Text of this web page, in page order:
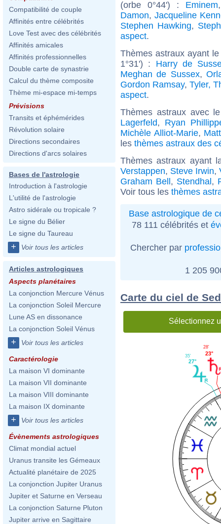
Compatibilité de couple
Affinités entre célébrités
Love Test avec des célébrités
Affinités amicales
Affinités professionnelles
Double carte de synastrie
Calcul du thème composite
Thème mi-espace mi-temps
Prévisions
Transits et éphémérides
Révolution solaire
Directions secondaires
Directions d'arcs solaires
Bases de l'astrologie
Introduction à l'astrologie
L'utilité de l'astrologie
Astro sidérale ou tropicale ?
Le signe du Bélier
Le signe du Taureau
+ Voir tous les articles
Articles astrologiques
Aspects planétaires
La conjonction Mercure Vénus
La conjonction Soleil Mercure
Lune AS en dissonance
La conjonction Soleil Vénus
+ Voir tous les articles
Caractérologie
La maison VI dominante
La maison VII dominante
La maison VIII dominante
La maison IX dominante
+ Voir tous les articles
Évènements astrologiques
Climat mondial actuel
Uranus transite les Gémeaux
Actualité planétaire de 2025
La conjonction Jupiter Uranus
Jupiter et Saturne en Verseau
La conjonction Saturne Pluton
Jupiter arrive en Sagittaire
(orbe 0°44') : Eminem
Damon, Jacqueline
Stephen Hawking,
aspect.
Thèmes astraux ayant
1°31') : Harry de
Meghan de Sussex,
Gordon Ramsay, Tyler,
aspect.
Thèmes astraux avec
Lagerfeld, Ryan
Michèle Alliot-Marie,
les thèmes astraux des
Thèmes astraux ayant
Verstappen, Steve Irwin,
Graham Bell, Stendhal,
Voir tous les thèmes
Base astrologique de
78 111 célébrités et
Chercher par
1 205
Carte du ciel de
Sélectionnez
23°
28'
27°
35'